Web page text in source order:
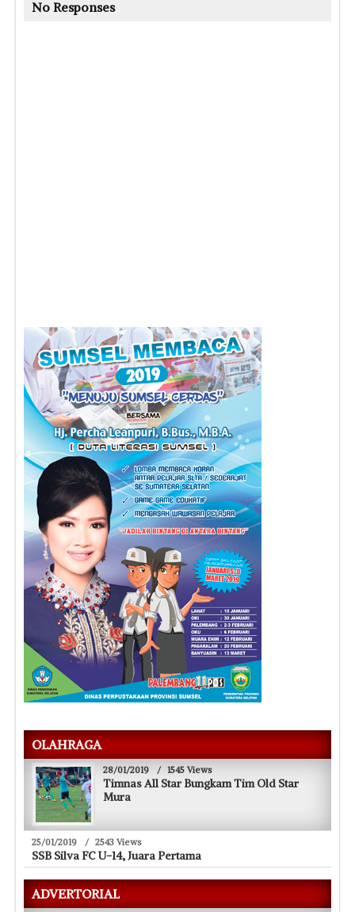
No Responses
OLAHRAGA
28/01/2019 / 1545 Views
Timnas All Star Bungkam Tim Old Star
Mura
25/01/2019 / 2543 Views
SSB Silva FC U-14, Juara Pertama
ADVERTORIAL